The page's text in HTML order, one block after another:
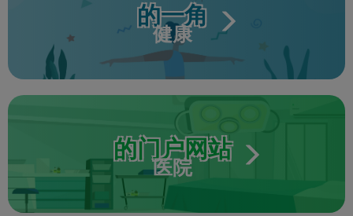
的一角
健康
的门户网站
医院